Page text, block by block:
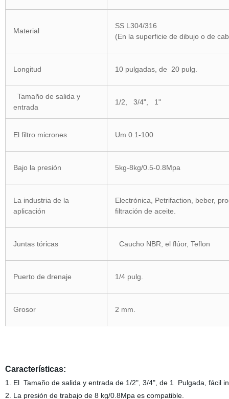
Material
SS L304/316
(En la superficie de dibujo o de
Longitud 10 pulgadas, de 20 pulg.
Tamaño de salida y
entrada
1/2, 3/4", 1"
El filtro micrones Um 0.1-100
Bajo la presión 5kg-8kg/0.5-0.8Mpa
La industria de la
aplicación
Electrónica, Petrifaction, beber,
filtración de aceite.
Juntas tóricas Caucho NBR, el flúor, Teflon
Puerto de drenaje 1/4 pulg.
Grosor 2 mm.
Características:
1. El Tamaño de salida y entrada de 1/2", 3/4", de 1 Pulgada, fácil
2. La presión de trabajo de 8 kg/0.8Mpa es compatible.